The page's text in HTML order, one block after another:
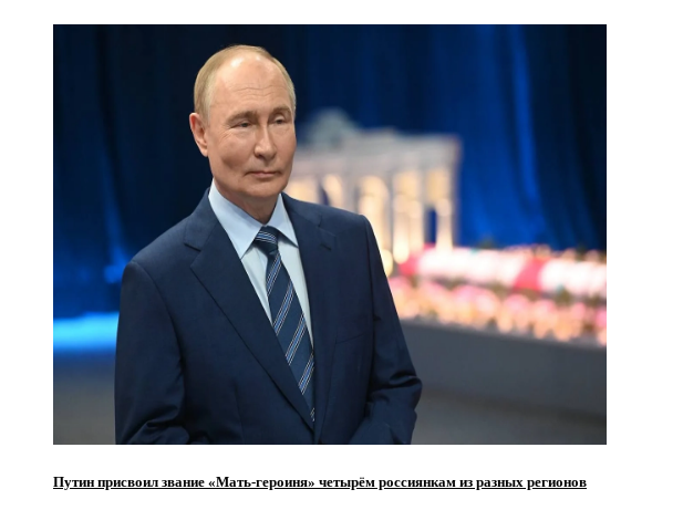
Путин присвоил звание «Мать-героиня» четырём россиянкам из разных регионов